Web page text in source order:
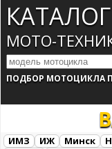
КАТАЛОГ
МОТО-
ПОДБОР МОТОЦИКЛА
ИМЗ ИЖ Минск